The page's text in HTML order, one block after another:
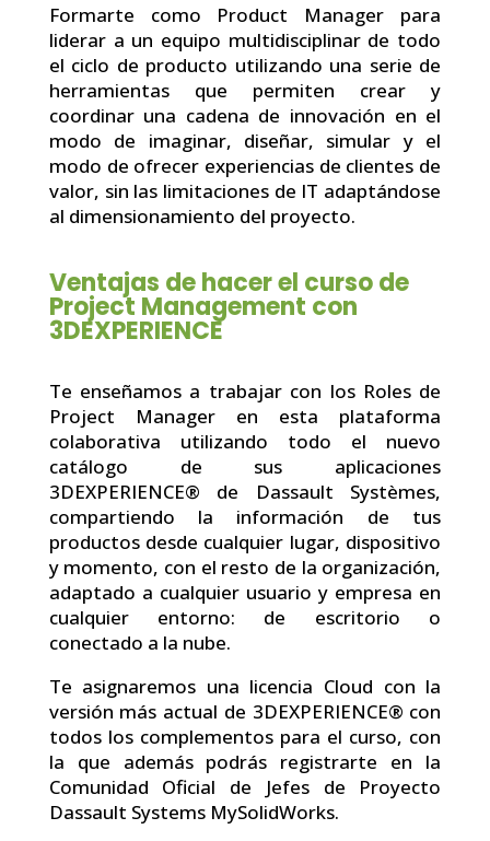
Formarte como Product Manager para
liderar a un equipo multidisciplinar de todo
el ciclo de producto utilizando una serie de
herramientas que permiten crear y
coordinar una cadena de innovación en el
modo de imaginar, diseñar, simular y el
modo de ofrecer experiencias de clientes de
valor, sin las limitaciones de IT adaptándose
al dimensionamiento del proyecto.
Ventajas de hacer el curso de
Project Management con
3DEXPERIENCE
Te enseñamos a trabajar con los Roles de
Project Manager en esta plataforma
colaborativa utilizando todo el nuevo
catálogo de sus aplicaciones
3DEXPERIENCE® de Dassault Systèmes,
compartiendo la información de tus
productos desde cualquier lugar, dispositivo
y momento, con el resto de la organización,
adaptado a cualquier usuario y empresa en
cualquier entorno: de escritorio o
conectado a la nube.
Te asignaremos una licencia Cloud con la
versión más actual de 3DEXPERIENCE® con
todos los complementos para el curso, con
la que además podrás registrarte en la
Comunidad Oficial de Jefes de Proyecto
Dassault Systems MySolidWorks.